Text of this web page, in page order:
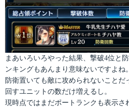
まあいろいろやった結果、撃破4位と
ンキングもあんまり意味ないですよね。
防衛置いても敵に攻められないことだ
回すユニットの数だけ増えるし。
現時点ではまだポートランクも表示